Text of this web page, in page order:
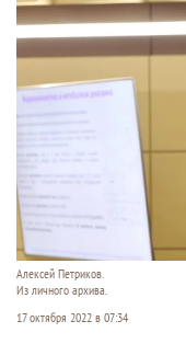
Алексей Петриков.
Из личного архива.
17 октября 2022 в 07:34